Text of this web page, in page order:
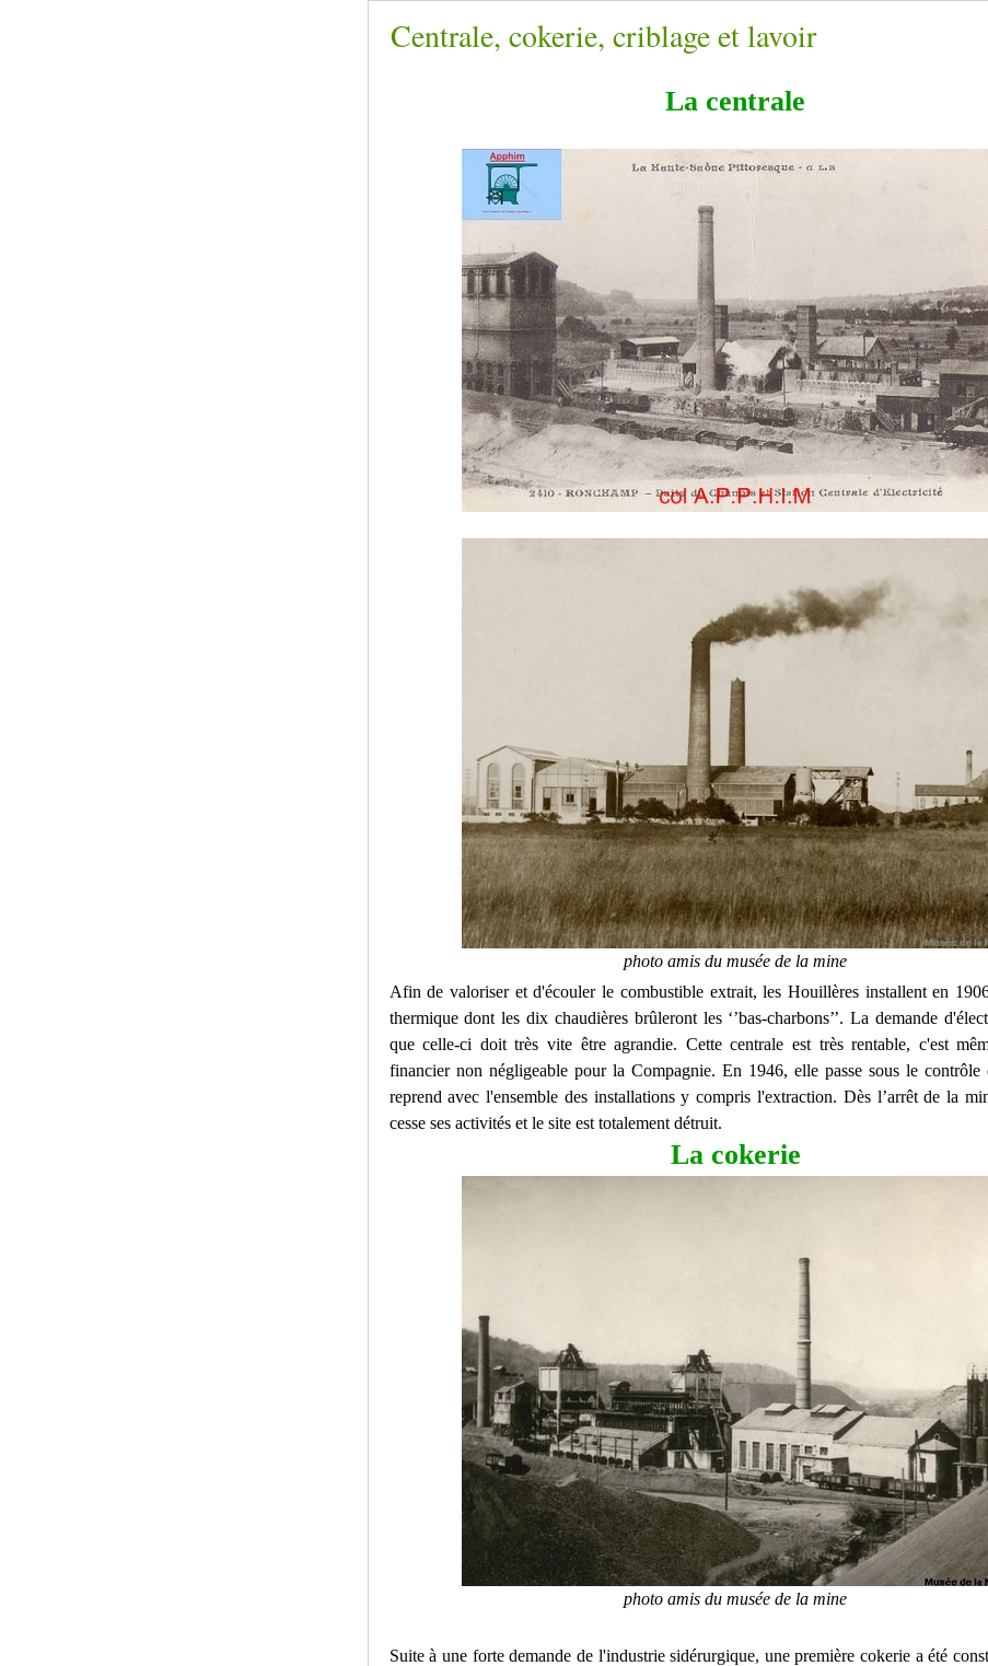
Centrale, cokerie, criblage et lavoir
La centrale
photo amis du musée de la mine
Afin de valoriser et d'écouler le combustible extrait, les Houillères installent en
thermique dont les dix chaudières brûleront les ‘’bas-charbons’’. La demande
que celle-ci doit très vite être agrandie. Cette centrale est très rentable, c'est
financier non négligeable pour la Compagnie. En 1946, elle passe sous le contrôle
reprend avec l'ensemble des installations y compris l'extraction. Dès l’arrêt de la
cesse ses activités et le site est totalement détruit.
La cokerie
photo amis du musée de la mine
Suite à une forte demande de l'industrie sidérurgique, une première cokerie a été